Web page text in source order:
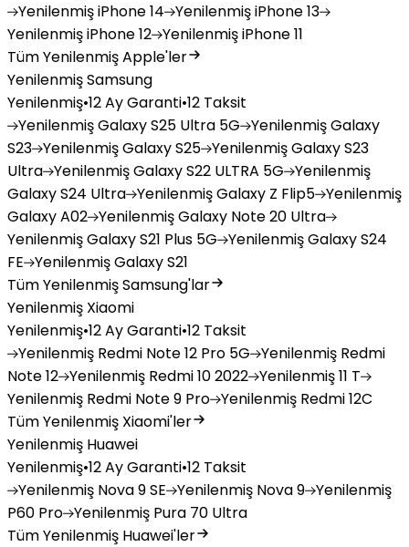
YenilenmişiPhone 14 YenilenmişiPhone 13
YenilenmişiPhone 12 YenilenmişiPhone 11
Tüm Yenilenmiş Apple'ler
Yenilenmiş Samsung
Yenilenmiş•12 Ay Garanti•12 Taksit
YenilenmişGalaxy S25 Ultra 5G YenilenmişGalaxy
S23 YenilenmişGalaxy S25 YenilenmişGalaxy S23
Ultra YenilenmişGalaxy S22 ULTRA 5G Yenilenmiş
Galaxy S24 Ultra YenilenmişGalaxy Z Flip5 Yenilenmiş
Galaxy A02 YenilenmişGalaxy Note 20 Ultra
YenilenmişGalaxy S21 Plus 5G YenilenmişGalaxy S24
FE YenilenmişGalaxy S21
Tüm Yenilenmiş Samsung'lar
Yenilenmiş Xiaomi
Yenilenmiş•12 Ay Garanti•12 Taksit
Yenilenmiş Redmi Note 12 Pro 5G Yenilenmiş Redmi
Note 12 Yenilenmiş Redmi 10 2022 Yenilenmiş11 T
Yenilenmiş Redmi Note 9 Pro Yenilenmiş Redmi 12C
Tüm Yenilenmiş Xiaomi'ler
Yenilenmiş Huawei
Yenilenmiş•12 Ay Garanti•12 Taksit
Yenilenmiş Nova 9 SE Yenilenmiş Nova 9 Yenilenmiş
P60 Pro Yenilenmiş Pura 70 Ultra
Tüm Yenilenmiş Huawei'ler